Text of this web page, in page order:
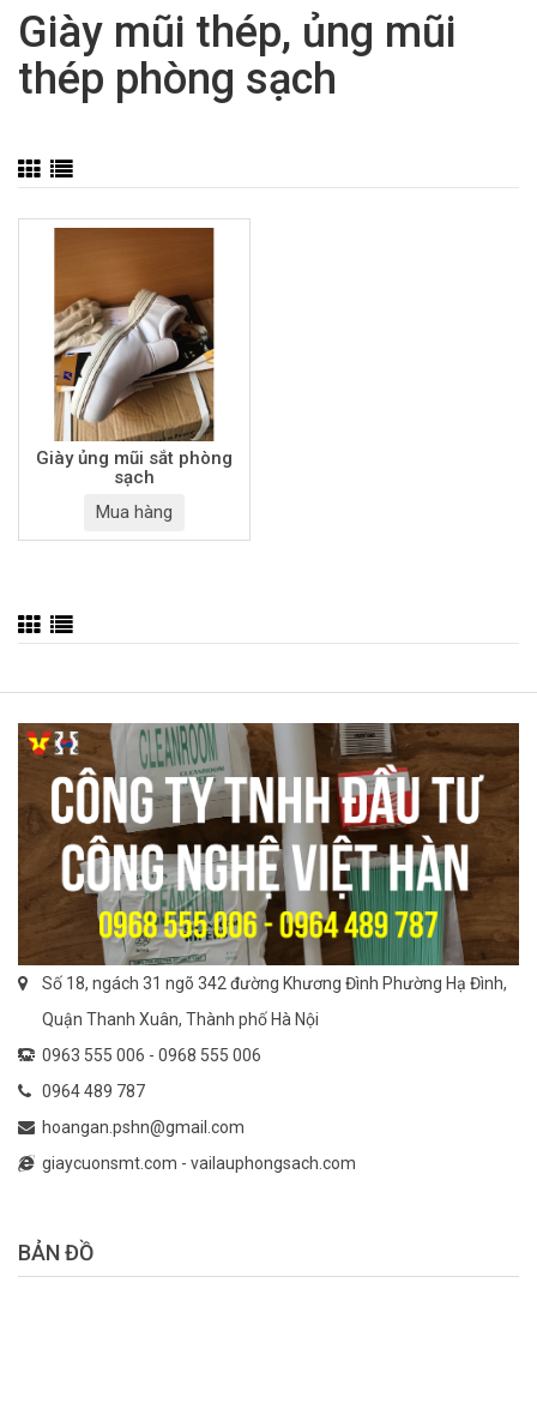
Giày mũi thép, ủng mũi
thép phòng sạch
Giày ủng mũi sắt phòng
sạch
Mua hàng
Số 18, ngách 31 ngõ 342 đường Khương Đình Phường Hạ Đình,
Quận Thanh Xuân, Thành phố Hà Nội
0963 555 006 - 0968 555 006
0964 489 787
hoangan.pshn@gmail.com
giaycuonsmt.com - vailauphongsach.com
BẢN ĐỒ